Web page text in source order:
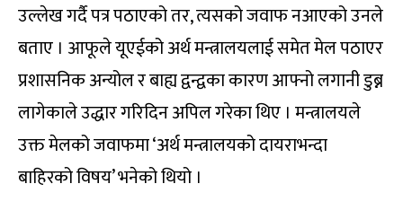
उल्लेख गर्दै पत्र पठाएको तर, त्यसको जवाफ नआएको उनले
बताए । आफूले यूएईको अर्थ मन्त्रालयलाई समेत मेल पठाएर
प्रशासनिक अन्योल र बाह्य द्वन्द्वका कारण आफ्नो लगानी डुब्न
लागेकाले उद्धार गरिदिन अपिल गरेका थिए । मन्त्रालयले
उक्त मेलको जवाफमा ‘अर्थ मन्त्रालयको दायराभन्दा
बाहिरको विषय’ भनेको थियो ।